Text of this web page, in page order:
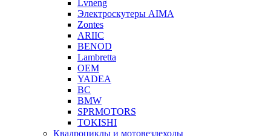
Lvneng
Электроскутеры AIMA
Zontes
ARIIC
BENOD
Lambretta
OEM
YADEA
BC
BMW
SPRMOTORS
TOKISHI
Квадроциклы и мотовездеходы